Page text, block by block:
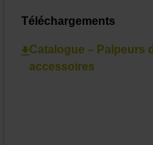
Téléchargements
Catalogue – Palpeurs
accessoires